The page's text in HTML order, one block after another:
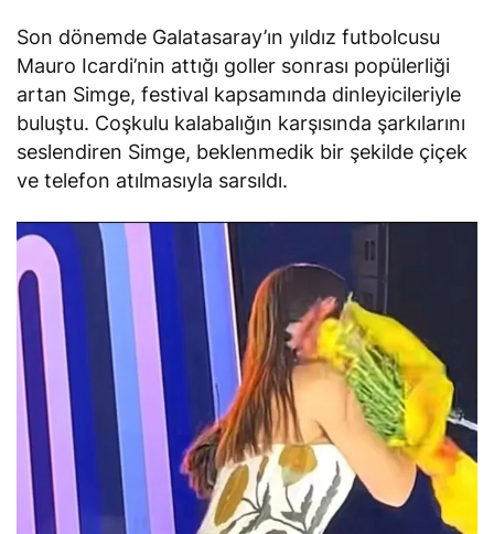
Son dönemde Galatasaray’ın yıldız futbolcusu
Mauro Icardi’nin attığı goller sonrası popülerliği
artan Simge, festival kapsamında dinleyicileriyle
buluştu. Coşkulu kalabalığın karşısında şarkılarını
seslendiren Simge, beklenmedik bir şekilde çiçek
ve telefon atılmasıyla sarsıldı.